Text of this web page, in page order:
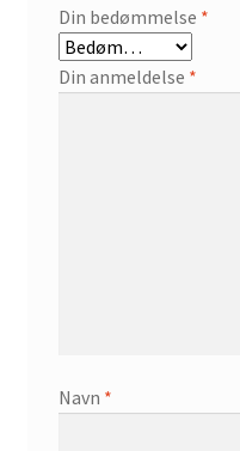
Din bedømmelse *
Din anmeldelse *
Navn *